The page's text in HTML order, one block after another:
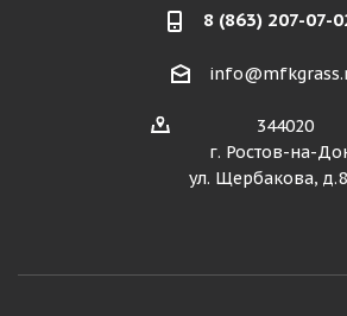
8 (863) 207-07-
344020
г. Ростов-на-
ул. Щербакова,